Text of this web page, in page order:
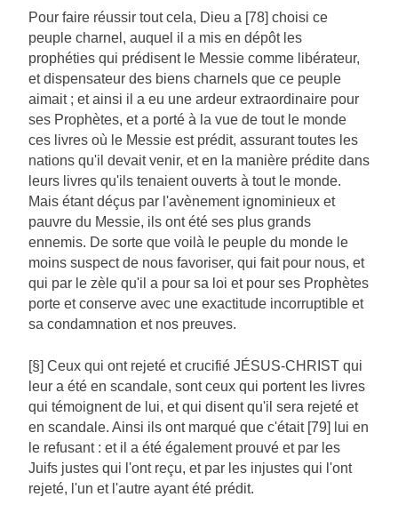
Pour faire réussir tout cela, Dieu a [78] choisi ce
peuple charnel, auquel il a mis en dépôt les
prophéties qui prédisent le Messie comme libérateur,
et dispensateur des biens charnels que ce peuple
aimait ; et ainsi il a eu une ardeur extraordinaire pour
ses Prophètes, et a porté à la vue de tout le monde
ces livres où le Messie est prédit, assurant toutes les
nations qu'il devait venir, et en la manière prédite dans
leurs livres qu'ils tenaient ouverts à tout le monde.
Mais étant déçus par l'avènement ignominieux et
pauvre du Messie, ils ont été ses plus grands
ennemis. De sorte que voilà le peuple du monde le
moins suspect de nous favoriser, qui fait pour nous, et
qui par le zèle qu'il a pour sa loi et pour ses Prophètes
porte et conserve avec une exactitude incorruptible et
sa condamnation et nos preuves.
[§] Ceux qui ont rejeté et crucifié JÉSUS-CHRIST qui
leur a été en scandale, sont ceux qui portent les livres
qui témoignent de lui, et qui disent qu'il sera rejeté et
en scandale. Ainsi ils ont marqué que c'était [79] lui en
le refusant : et il a été également prouvé et par les
Juifs justes qui l'ont reçu, et par les injustes qui l'ont
rejeté, l'un et l'autre ayant été prédit.